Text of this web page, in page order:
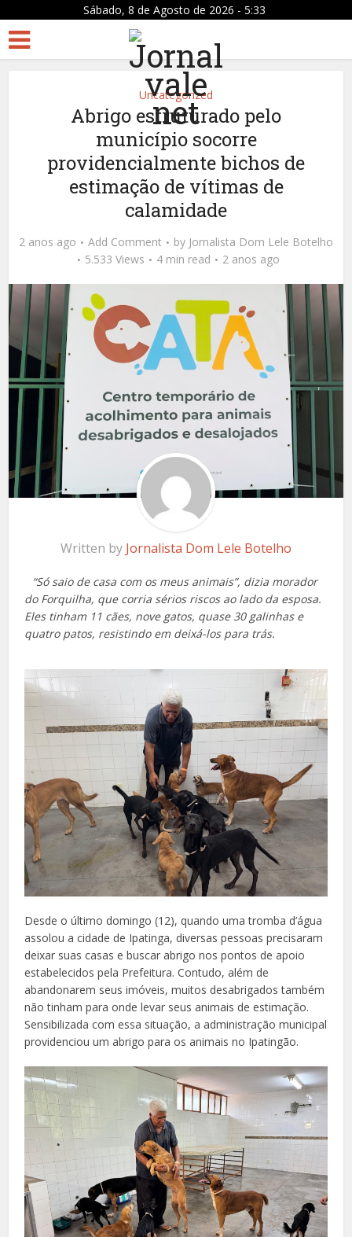
Sábado, 8 de Agosto de 2026 - 5:33
Uncategorized
Abrigo estruturado pelo
município socorre
providencialmente bichos de
estimação de vítimas de
calamidade
2 anos ago Add Comment by Jornalista Dom Lele Botelho
5.533 Views
4 min read 2 anos ago
Written by Jornalista Dom Lele Botelho
“Só saio de casa com os meus animais”, dizia morador
do Forquilha, que corria sérios riscos ao lado da esposa.
Eles tinham 11 cães, nove gatos, quase 30 galinhas e
quatro patos, resistindo em deixá-los para trás.
Desde o último domingo (12), quando uma tromba d’água
assolou a cidade de Ipatinga, diversas pessoas precisaram
deixar suas casas e buscar abrigo nos pontos de apoio
estabelecidos pela Prefeitura. Contudo, além de
abandonarem seus imóveis, muitos desabrigados também
não tinham para onde levar seus animais de estimação.
Sensibilizada com essa situação, a administração municipal
providenciou um abrigo para os animais no Ipatingão.